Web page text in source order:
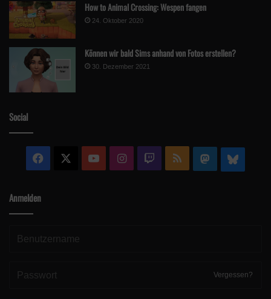
How to Animal Crossing: Wespen fangen
24. Oktober 2020
Können wir bald Sims anhand von Fotos erstellen?
30. Dezember 2021
Social
Facebook YouTubeInstagram
Twitch RSS Mastodon
Anmelden
Vergessen?